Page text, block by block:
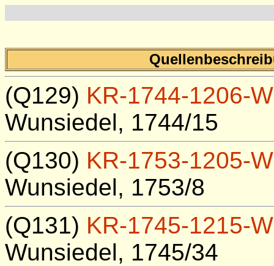
(Q129) KR-1744-1206-
Wunsiedel, 1744/15
(Q130) KR-1753-1205-
Wunsiedel, 1753/8
(Q131) KR-1745-1215-
Wunsiedel, 1745/34